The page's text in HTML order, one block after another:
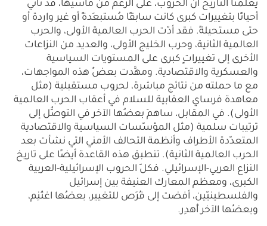
يُعلِّمُنا التاريخ أنَّ الحروب، على الرغم من مآسيها، قد تأتي
أحيانًا بتغييرات كبرى كانت سابقًا مُستبعَدةً أو غير واردة أو
حتى مستحيلةً. فقد أدّت الحرب العالمية الأولى، والحرب
العالمية الثانية، وحرب الخليج الأولى، والعديد من النزاعات
الأخرى إلى تغييراتٍ كبرى على المستويات السياسية
والعسكرية والاقتصادية. ومهَّدت بعضٌ هذه المواجهات،
مع ما حملته من نتائج مباشرة، لحروب مستقبلية (مثل
معاهدة فرساي العقابية للسلام في أعقاب الحرب العالمية
الأولى). في المقابل، ساهمَ بعضُها الآخر في التوصُّل إلى
ترتيبات سلمية (مثل المؤسّسات السياسية والاقتصادية
المتعدّدة الأطراف وأنظمة التحالف الأمني التي نشأت بعد
الحرب العالمية الثانية). تنطبق هذه القاعدة أيضًا على تاريخ
النزاع العربي-الإسرائيلي. فكلّ الحروب الإسرائيلية-العربية
الكبرى، ومعظم المعارك العنيفة بين إسرائيل
والفلسطينيّين، أفضت إلى فُرَص للتغيير، بعضُها اغتُنِم،
وبعضُها الآخر أُهدِر.